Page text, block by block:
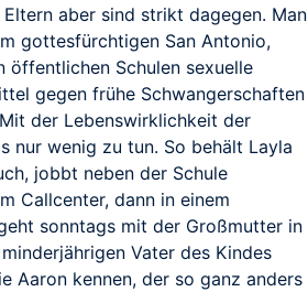
aber sind strikt dagegen. Man
gottesfürchtigen San Antonio,
öffentlichen Schulen sexuelle
gegen frühe Schwangerschaften
der Lebenswirklichkeit der
nur wenig zu tun. So behält Layla
jobbt neben der Schule
Callcenter, dann in einem
sonntags mit der Großmutter in
Vater des Kindes
Aaron kennen, der so ganz anders